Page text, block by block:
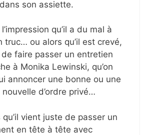
son assiette.
qu’il a du mal à
truc… ou alors qu’il est crevé,
de faire passer un entretien
à Monika Lewinski, qu’on
annoncer une bonne ou une
d’ordre privé…
vient juste de passer un
en tête à tête avec